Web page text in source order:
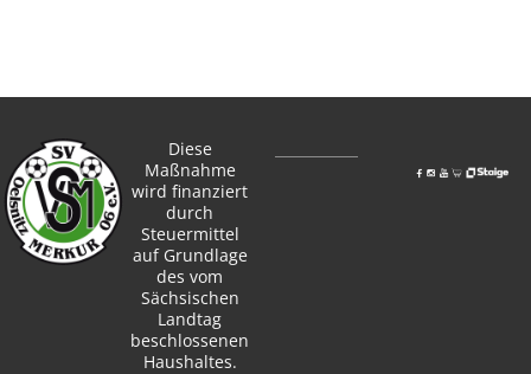
Diese
Maßnahme
wird finanziert
durch
Steuermittel
auf Grundlage
des vom
Sächsischen
Landtag
beschlossenen
Haushaltes.